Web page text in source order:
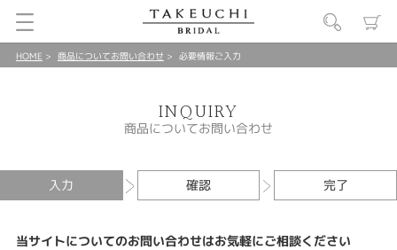
HOME 商品についてお問い合わせ 必要情報ご入力
INQUIRY
商品についてお問い合わせ
入力 確認 完了
当サイトについてのお問い合わせはお気軽にご相談ください